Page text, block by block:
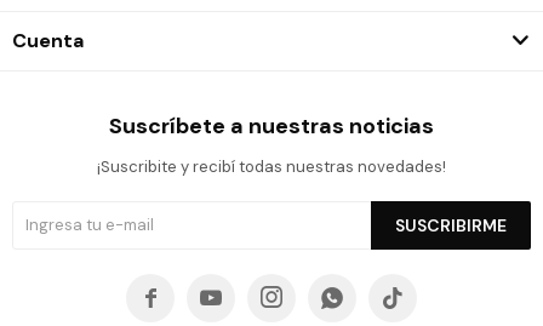
Cuenta
Suscríbete a nuestras noticias
¡Suscribite y recibí todas nuestras novedades!
SUSCRIBIRME
    